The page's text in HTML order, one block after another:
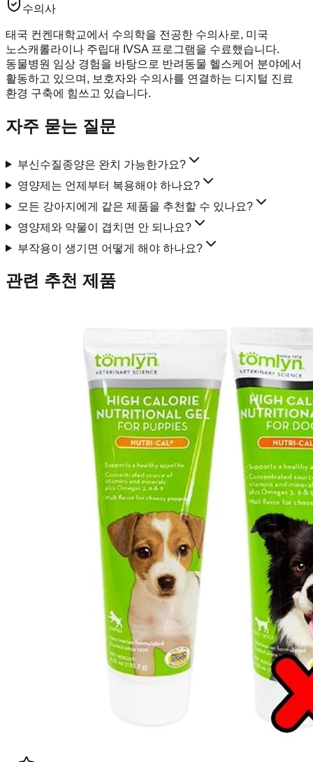
수의사
태국 컨켄대학교에서 수의학을 전공한 수의사로, 미국
노스캐롤라이나 주립대 IVSA 프로그램을 수료했습니다.
동물병원 임상 경험을 바탕으로 반려동물 헬스케어 분야에서
활동하고 있으며, 보호자와 수의사를 연결하는 디지털 진료
환경 구축에 힘쓰고 있습니다.
자주 묻는 질문
부신수질종양은 완치 가능한가요?
영양제는 언제부터 복용해야 하나요?
모든 강아지에게 같은 제품을 추천할 수 있나요?
영양제와 약물이 겹치면 안 되나요?
부작용이 생기면 어떻게 해야 하나요?
관련 추천 제품